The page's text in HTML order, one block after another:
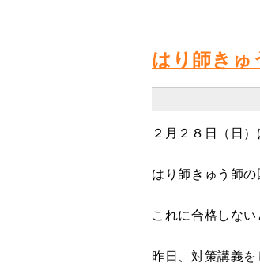
はり師き
２月２８日（日）
はり師きゅう師の
これに合格しな
昨日、対策講義